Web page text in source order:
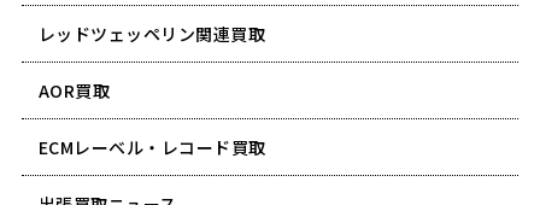
レッドツェッペリン関連買取
AOR買取
ECMレーベル・レコード買取